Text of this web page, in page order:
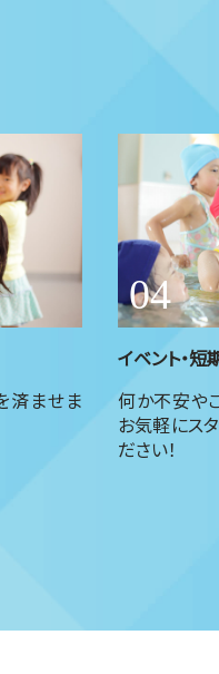
済ませま
イベント・短
何か不安や
お気軽にス
ださい！